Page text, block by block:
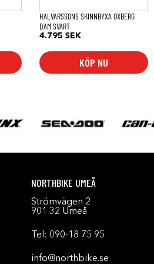
HALVARSSONS SKINNBYXA OXBERG
DAM SVART
4.795SEK
KÖP NU
på
produktsidan
NORTHBIKE UMEÅ
Strömvägen 2
901 32 Umeå
Tel: 090-18 75 95
info@northbike.se